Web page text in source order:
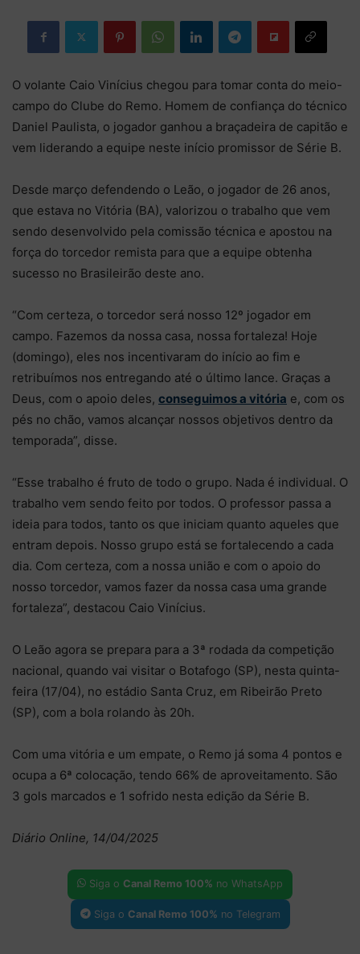
O volante Caio Vinícius chegou para tomar conta do meio-
campo do Clube do Remo. Homem de confiança do técnico
Daniel Paulista, o jogador ganhou a braçadeira de capitão e
vem liderando a equipe neste início promissor de Série B.
Desde março defendendo o Leão, o jogador de 26 anos,
que estava no Vitória (BA), valorizou o trabalho que vem
sendo desenvolvido pela comissão técnica e apostou na
força do torcedor remista para que a equipe obtenha
sucesso no Brasileirão deste ano.
“Com certeza, o torcedor será nosso 12º jogador em
campo. Fazemos da nossa casa, nossa fortaleza! Hoje
(domingo), eles nos incentivaram do início ao fim e
retribuímos nos entregando até o último lance. Graças a
Deus, com o apoio deles, conseguimos a vitória e, com os
pés no chão, vamos alcançar nossos objetivos dentro da
temporada”, disse.
“Esse trabalho é fruto de todo o grupo. Nada é individual. O
trabalho vem sendo feito por todos. O professor passa a
ideia para todos, tanto os que iniciam quanto aqueles que
entram depois. Nosso grupo está se fortalecendo a cada
dia. Com certeza, com a nossa união e com o apoio do
nosso torcedor, vamos fazer da nossa casa uma grande
fortaleza”, destacou Caio Vinícius.
O Leão agora se prepara para a 3ª rodada da competição
nacional, quando vai visitar o Botafogo (SP), nesta quinta-
feira (17/04), no estádio Santa Cruz, em Ribeirão Preto
(SP), com a bola rolando às 20h.
Com uma vitória e um empate, o Remo já soma 4 pontos e
ocupa a 6ª colocação, tendo 66% de aproveitamento. São
3 gols marcados e 1 sofrido nesta edição da Série B.
Diário Online, 14/04/2025
Siga o Canal Remo 100% no WhatsApp
Siga o Canal Remo 100% no Telegram